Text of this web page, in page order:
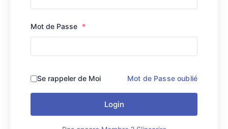
Mot de Passe *
Se rappeler de Moi Mot de Passe oublié
Login